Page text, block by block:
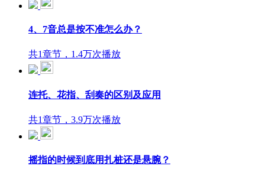
4、7音总是按不准怎么办？
共1章节，1.4万次播放
连托、花指、刮奏的区别及应用
共1章节，3.9万次播放
摇指的时候到底用扎桩还是悬腕？